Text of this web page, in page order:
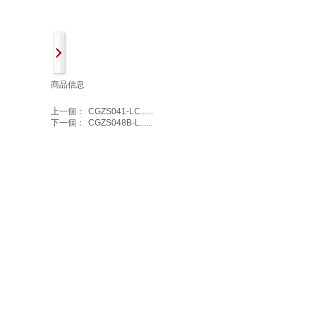
商品信息
上一個：
CGZS041-LC......
下一個：
CGZS048B-L......